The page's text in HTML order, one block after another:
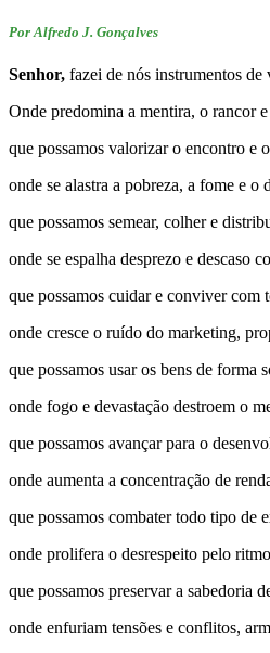
Por Alfredo J. Gonçalves
Senhor, fazei de nós instrumentos de
Onde predomina a mentira, o rancor
que possamos valorizar o encontro e
onde se alastra a pobreza, a fome e o
que possamos semear, colher e
onde se espalha desprezo e descaso
que possamos cuidar e conviver com
onde cresce o ruído do marketing,
que possamos usar os bens de forma
onde fogo e devastação destroem o
que possamos avançar para o
onde aumenta a concentração de
que possamos combater todo tipo de
onde prolifera o desrespeito pelo
que possamos preservar a sabedoria
onde enfuriam tensões e conflitos,